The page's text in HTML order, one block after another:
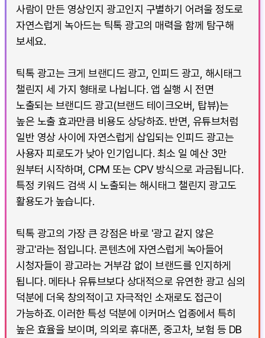
사람이 만든 영상인지 광고인지 구별하기 어려울 정도로
자연스럽게 녹아드는 틱톡 광고의 매력을 함께 탐구해
보세요.
틱톡 광고는 크게 브랜디드 광고, 인피드 광고, 해시태그
챌린지 세 가지 형태로 나뉩니다. 앱 실행 시 전면
노출되는 브랜디드 광고(브랜드 테이크오버, 탑뷰)는
높은 노출 효과만큼 비용도 상당하죠. 반면, 유튜브처럼
일반 영상 사이에 자연스럽게 삽입되는 인피드 광고는
사용자 피로도가 낮아 인기입니다. 최소 일 예산 3만
원부터 시작하며, CPM 또는 CPV 방식으로 과금됩니다.
특정 키워드 검색 시 노출되는 해시태그 챌린지 광고도
활용도가 높습니다.
틱톡 광고의 가장 큰 강점은 바로 '광고 같지 않은
광고'라는 점입니다. 콘텐츠에 자연스럽게 녹아들어
시청자들이 광고라는 거부감 없이 브랜드를 인지하게
됩니다. 메타나 유튜브보다 상대적으로 유연한 광고 심의
덕분에 더욱 창의적이고 자극적인 소재로도 접근이
가능하죠. 이러한 특성 덕분에 이커머스 업종에서 특히
높은 효율을 보이며, 의외로 휴대폰, 중고차, 보험 등 DB